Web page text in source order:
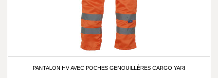
PANTALON HV AVEC POCHES GENOUILLÈRES CARGO YARI